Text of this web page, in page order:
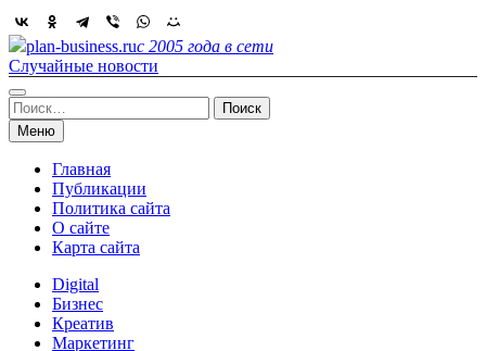
Skip
to
content
plan-business.ruс 2005 года в сети
Случайные новости
Найти:
Меню
Главная
Публикации
Политика сайта
О сайте
Карта сайта
Digital
Бизнес
Креатив
Маркетинг